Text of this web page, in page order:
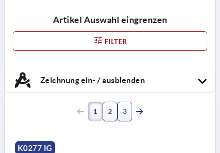
Artikel Auswahl eingrenzen
FILTER
Zeichnung ein- / ausblenden
1 2 3
K0277 IG